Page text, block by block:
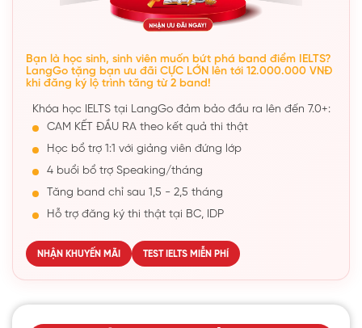
Bạn là học sinh, sinh viên muốn bứt phá band điểm IELTS?
LangGo tặng bạn ưu đãi CỰC LỚN lên tới 12.000.000 VNĐ
khi đăng ký lộ trình tăng từ 2 band!
Khóa học IELTS tại LangGo đảm bảo đầu ra lên đến 7.0+:
CAM KẾT ĐẦU RA theo kết quả thi thật
Học bổ trợ 1:1 với giảng viên đứng lớp
4 buổi bổ trợ Speaking/tháng
Tăng band chỉ sau 1,5 - 2,5 tháng
Hỗ trợ đăng ký thi thật tại BC, IDP
NHẬN KHUYẾN MÃI TEST IELTS MIỄN PHÍ